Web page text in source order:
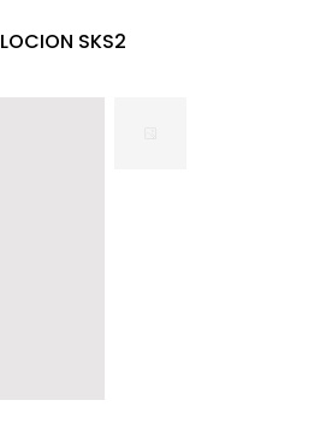
LOCION SKS2